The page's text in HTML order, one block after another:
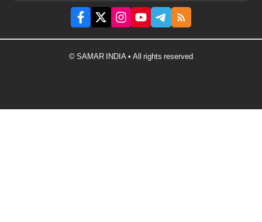
© SAMAR INDIA • All rights reserved